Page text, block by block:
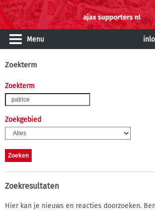
Menu
Zoekterm
Zoekterm
Zoekgebied
Zoekresultaten
Hier kan je nieuws en reacties doorzoeken.